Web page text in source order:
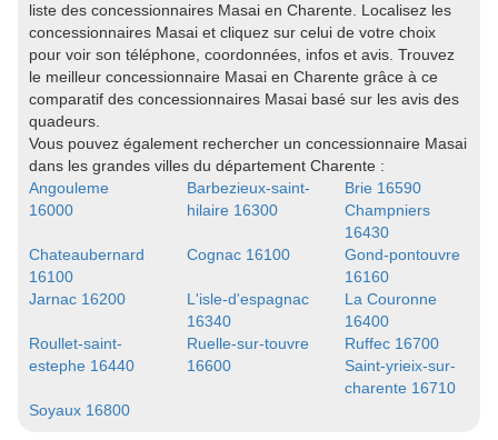
liste des concessionnaires Masai en Charente. Localisez les
concessionnaires Masai et cliquez sur celui de votre choix
pour voir son téléphone, coordonnées, infos et avis. Trouvez
le meilleur concessionnaire Masai en Charente grâce à ce
comparatif des concessionnaires Masai basé sur les avis des
quadeurs.
Vous pouvez également rechercher un concessionnaire Masai
dans les grandes villes du département Charente :
Angouleme
16000
Barbezieux-saint-
hilaire 16300
Brie 16590
Champniers
16430
Chateaubernard
16100
Cognac 16100
Gond-pontouvre
16160
Jarnac 16200
L'isle-d'espagnac
16340
La Couronne
16400
Roullet-saint-
estephe 16440
Ruelle-sur-touvre
16600
Ruffec 16700
Saint-yrieix-sur-
charente 16710
Soyaux 16800